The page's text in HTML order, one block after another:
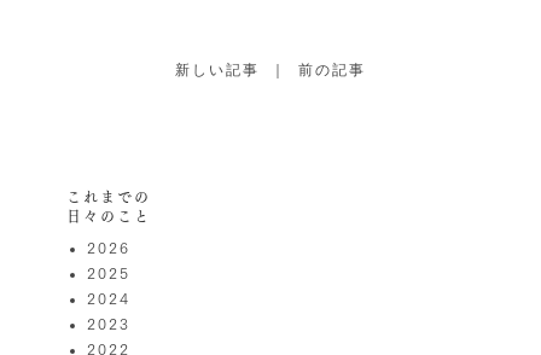
新しい記事 前の記事
これまでの
日々のこと
2026
2025
2024
2023
2022